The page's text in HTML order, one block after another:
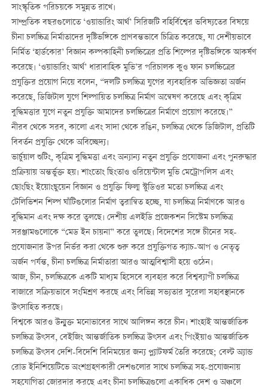
সাংস্কৃতিক পরিচয়কে সমুন্নত রাখে।
সাম্প্রতিক বছরগুলোতে ‘ওয়ান্ডারিং আর্থ’ সিরিজটি বহির্বিশ্বের ভবিষ্যতের বিষয়ে
চীনা চলচ্চিত্র নির্মাতাদের দৃষ্টিভঙ্গিকে প্রাণবন্তভাবে চিত্রিত করেছে, যা দেশীয়ভাবে
নির্মিত ‘হার্ডকোর’ বিজ্ঞান কল্পকাহিনী চলচ্চিত্রের প্রতি শিল্পের দৃষ্টিভঙ্গিকে আকর্ষণ
করেছে। ‘ওয়ান্ডারিং আর্থ’ ধারাবাহিক মুভি’র পরিচালক কুও ফান চলচ্চিত্রের
প্রযুক্তির প্রয়োগ নিয়ে বলেন, “দলটি চলচ্চিত্র যুগের ব্যবহারিক অভিজ্ঞতা অর্জন
করেছে, ডিজিটাল যুগে শিল্পায়িত চলচ্চিত্র নির্মাণ অন্বেষণ করেছে এবং কৃত্রিম
বুদ্ধিমত্তার যুগে নতুন প্রযুক্তি আমাদের চলচ্চিত্রের নির্মাণে প্রয়োগ করেছে।”
নীরব থেকে সরব, কালো এবং সাদা থেকে রঙিন, চলচ্চিত্র থেকে ডিজিটাল, প্রতিটি
বিবর্তন প্রযুক্তি থেকে অবিচ্ছেদ্য।
ভার্চুয়াল শুটিং, কৃত্রিম বুদ্ধিমত্তা এবং অন্যান্য নতুন প্রযুক্তি প্রযোজনা এবং পুনরুদ্ধার
প্রক্রিয়ায় অন্তর্ভুক্ত হয়। শাংতোং ছিংতাও ওরিয়েন্টাল মুভি মেট্রোপলিস এবং
ছোংছিং ইয়োংছুয়েন বিজ্ঞান ও প্রযুক্তি ফিল্ম স্টুডিওর মতো চলচ্চিত্র এবং
টেলিভিশন শিল্প ঘাঁটিগুলোর নির্মাণ ত্বরান্বিত হচ্ছে, যা চলচ্চিত্র নির্মাণকে আরও
বুদ্ধিমান এবং দক্ষ করে তুলছে। দেশীয় এলইডি প্রজেকশন সিস্টেম চলচ্চিত্র
সরঞ্জামগুলোকে “মেড ইন চায়না” করে তুলছে। বিদেশের সঙ্গে চীনের সহ-
প্রযোজনার উপর নির্ভর করা থেকে শুরু করে প্রযুক্তিগত ক্যাচ-আপ ও নেতৃত্ব
অর্জন পর্যন্ত, চীনা চলচ্চিত্র নির্মাতারা আরও আত্মবিশ্বাসী হয়ে ওঠেন।
আজ, চীন, চলচ্চিত্রকে একটি মাধ্যম হিসেবে ব্যবহার করে বিশ্বব্যাপী চলচ্চিত্র
বাজারে সক্রিয়ভাবে সংমিশ্রণ করছে এবং বিভিন্ন সভ্যতার সুরেলা সহাবস্থানকে
উৎসাহিত করছে।
বিশ্বকে আরও উন্মুক্ত মনোভাবের সাথে আলিঙ্গন করে চীন। শাংহাই আন্তর্জাতিক
চলচ্চিত্র উৎসব, বেইজিং আন্তর্জাতিক চলচ্চিত্র উৎসব এবং পিংইয়াও আন্তর্জাতিক
চলচ্চিত্র উৎসব দেশি-বিদেশি বিনিময়ের জন্য প্ল্যাটফর্ম তৈরি করেছে; বেল্ট অ্যান্ড
রোড ইনিশিয়েটিভে অংশগ্রহণকারী দেশগুলোর সাথে চলচ্চিত্র সহ-প্রযোজনায়
সহযোগিতা জোরদার করছে এবং চীনা চলচ্চিত্রগুলো একাধিক দেশ ও অঞ্চলে